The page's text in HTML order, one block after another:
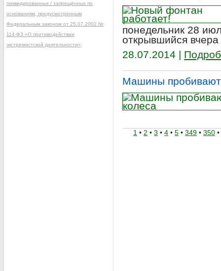
понедельник 28
открывшийся
28.07.2014 |
Машины пробивают
1 • 2 • 3 • 4 • 5 • 349 • 350
ликвидированных / запрещённых по
основаниям, предусмотренным
Федеральным законом от 25.07.2002 №
114-ФЗ «О противодействии
экстремистской деятельности»